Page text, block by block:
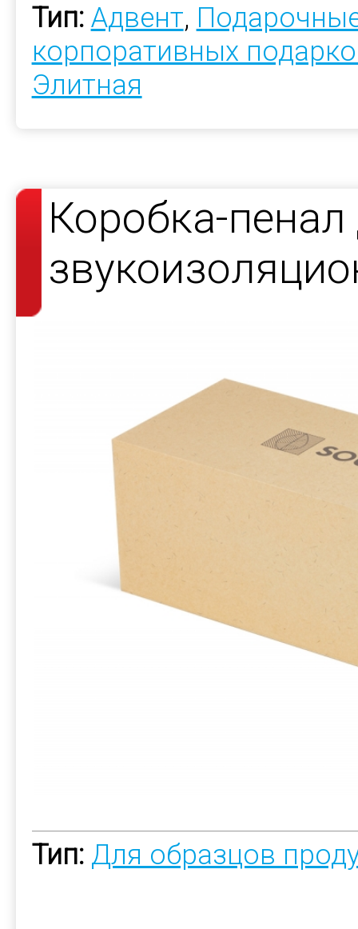
Тип: Адвент,
корпоративных
Элитная
Коробка-
Тип: Для образцов